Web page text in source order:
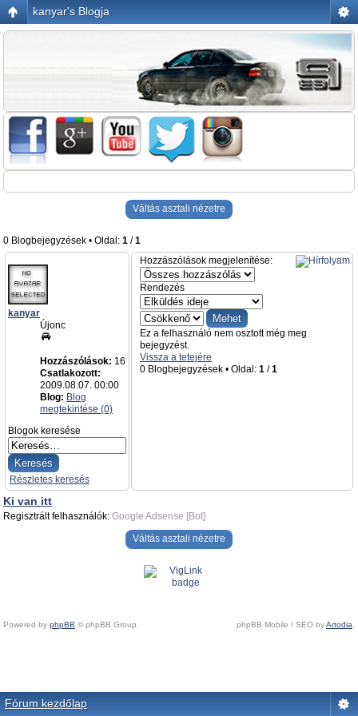
kanyar's Blogja
Váltás asztali nézetre
0 Blogbejegyzések • Oldal: 1 /1
kanyar
Újonc
Hozzászólások: 16
Csatlakozott:
2009.08.07. 00:00
Blog: Blog
megtekintése (0)
Blogok keresése
Részletes keresés
Hozzászólások megjelenítése:
Rendezés
Ez a felhasználó nem osztott még meg
bejegyzést.
Vissza a tetejére
0 Blogbejegyzések • Oldal: 1 /1
Ki van itt
Regisztrált felhasználók: Google Adsense [Bot]
Váltás asztali nézetre
Powered by phpBB © phpBB Group. phpBB Mobile / SEO byArtodia
Fórum kezdőlap